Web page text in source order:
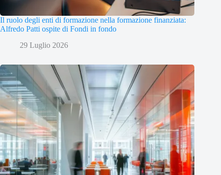
Il ruolo degli enti di formazione nella formazione finanziata:
Alfredo Patti ospite di Fondi in fondo
29 Luglio 2026